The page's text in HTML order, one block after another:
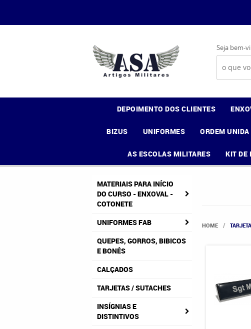
Seja bem-
DEPOIMENTO DOS CLIENTES
BIZUS UNIFORMES ORDEM UNIDA
AS ESCOLAS MILITARES KIT DE
MATERIAIS PARA INÍCIO
DO CURSO - ENXOVAL -
COTONETE
UNIFORMES FAB
QUEPES, GORROS, BIBICOS
E BONÉS
CALÇADOS
TARJETAS / SUTACHES
INSÍGNIAS E
DISTINTIVOS
HOME